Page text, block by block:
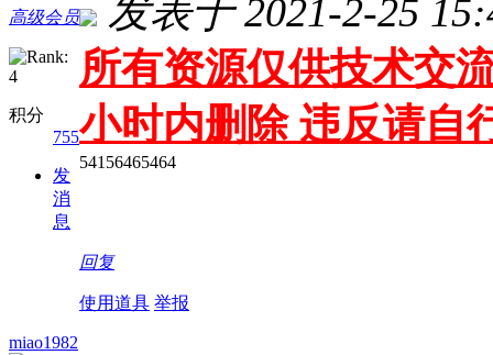
高级会员
积分
755
发
消
息
发表于 2021-2-25
所有资源仅供技术交
小时内删除 违反请自
54156465464
回复
使用道具 举报
miao1982